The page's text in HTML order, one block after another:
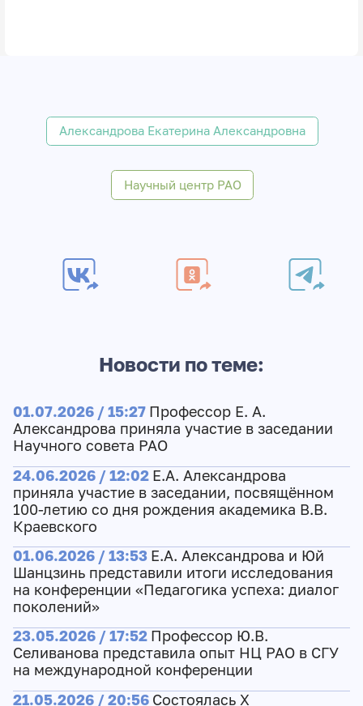
Александрова Екатерина Александровна
Научный центр РАО
Новости по теме:
01.07.2026 / 15:27 Профессор Е. А.
Александрова приняла участие в заседании
Научного совета РАО
24.06.2026 / 12:02 Е.А. Александрова
приняла участие в заседании, посвящённом
100-летию со дня рождения академика В.В.
Краевского
01.06.2026 / 13:53 Е.А. Александрова и Юй
Шанцзинь представили итоги исследования
на конференции «Педагогика успеха: диалог
поколений»
23.05.2026 / 17:52 Профессор Ю.В.
Селиванова представила опыт НЦ РАО в СГУ
на международной конференции
21.05.2026 / 20:56 Состоялась X